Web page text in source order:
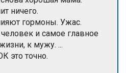
ничего.
гормоны. Ужас.
и самое главное
к мужу. ...
это точно.